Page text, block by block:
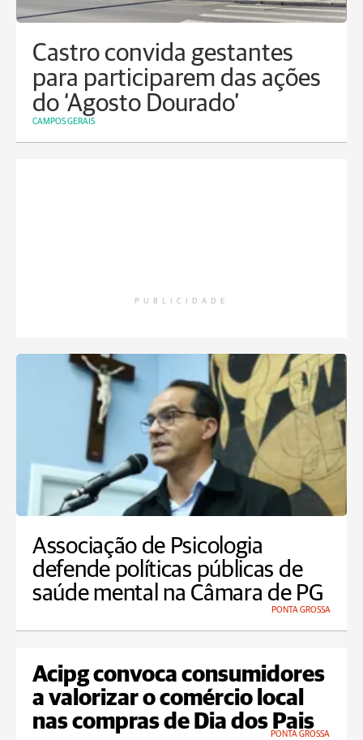
Castro convida gestantes
para participarem das ações
do ‘Agosto Dourado’
CAMPOS GERAIS
PUBLICIDADE
Associação de Psicologia
defende políticas públicas de
saúde mental na Câmara de PG
PONTA GROSSA
Acipg convoca consumidores
a valorizar o comércio local
nas compras de Dia dos Pais
PONTA GROSSA